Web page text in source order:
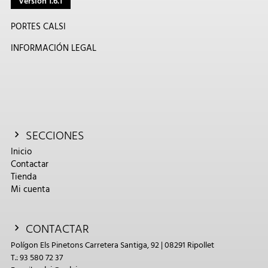
PORTES CALSI
INFORMACIÓN LEGAL
SECCIONES
Inicio
Contactar
Tienda
Mi cuenta
CONTACTAR
Polígon Els Pinetons Carretera Santiga, 92 | 08291 Ripollet
T.: 93 580 72 37